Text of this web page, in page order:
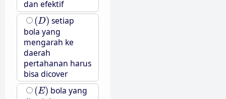
dan efektif
(D)
(D) setiap
bola yang
mengarah ke
daerah
pertahanan harus
bisa dicover
(E)
(E) bola yang